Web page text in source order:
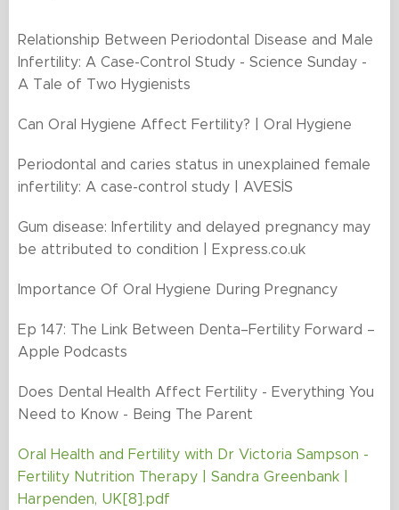
Relationship Between Periodontal Disease and Male
Infertility: A Case-Control Study - Science Sunday -
A Tale of Two Hygienists
Can Oral Hygiene Affect Fertility? | Oral Hygiene
Periodontal and caries status in unexplained female
infertility: A case-control study | AVESİS
Gum disease: Infertility and delayed pregnancy may
be attributed to condition | Express.co.uk
Importance Of Oral Hygiene During Pregnancy
Ep 147: The Link Between Denta–Fertility Forward –
Apple Podcasts
Does Dental Health Affect Fertility - Everything You
Need to Know - Being The Parent
Oral Health and Fertility with Dr Victoria Sampson -
Fertility Nutrition Therapy | Sandra Greenbank |
Harpenden, UK[8].pdf